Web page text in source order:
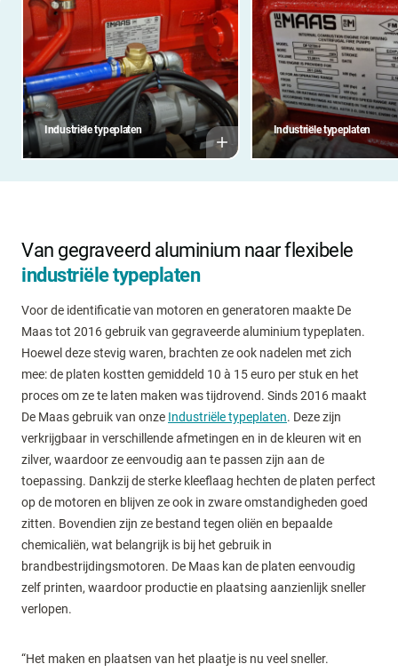
Industriële typeplaten Industriële typeplaten
Van gegraveerd aluminium naar flexibele
industriële typeplaten
Voor de identificatie van motoren en generatoren maakte De
Maas tot 2016 gebruik van gegraveerde aluminium typeplaten.
Hoewel deze stevig waren, brachten ze ook nadelen met zich
mee: de platen kostten gemiddeld 10 à 15 euro per stuk en het
proces om ze te laten maken was tijdrovend. Sinds 2016 maakt
De Maas gebruik van onze Industriële typeplaten. Deze zijn
verkrijgbaar in verschillende afmetingen en in de kleuren wit en
zilver, waardoor ze eenvoudig aan te passen zijn aan de
toepassing. Dankzij de sterke kleeflaag hechten de platen perfect
op de motoren en blijven ze ook in zware omstandigheden goed
zitten. Bovendien zijn ze bestand tegen oliën en bepaalde
chemicaliën, wat belangrijk is bij het gebruik in
brandbestrijdingsmotoren. De Maas kan de platen eenvoudig
zelf printen, waardoor productie en plaatsing aanzienlijk sneller
verlopen.
“Het maken en plaatsen van het plaatje is nu veel sneller.